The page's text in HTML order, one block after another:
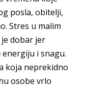
posla, obitelji,
Stres u malim
dobar jer
i snagu.
koja neprekidno
osobe vrlo